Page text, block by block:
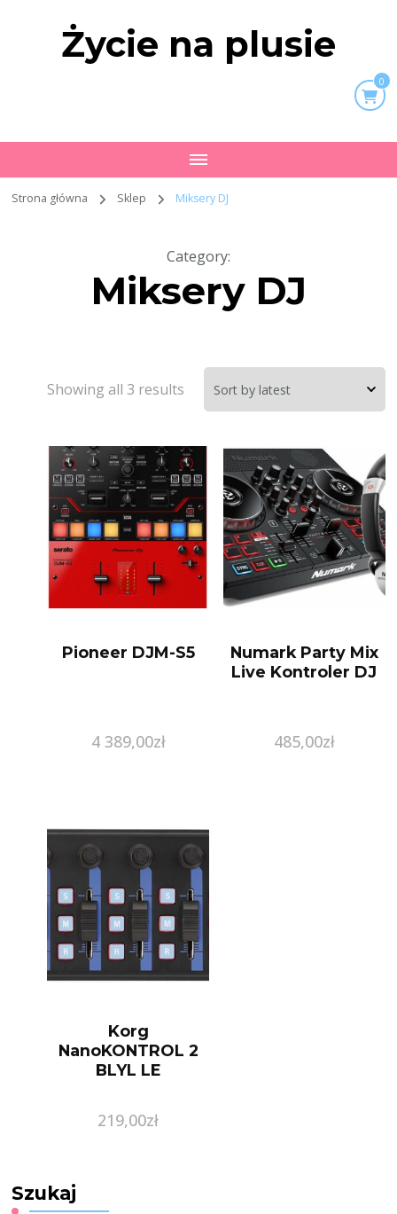
Życie na plusie
0
Strona główna Sklep Miksery DJ
Category:
Miksery DJ
Showing all 3 results
Pioneer DJM-S5
4 389,00zł
Numark Party Mix
Live Kontroler DJ
485,00zł
Korg
NanoKONTROL 2
BLYL LE
219,00zł
Szukaj